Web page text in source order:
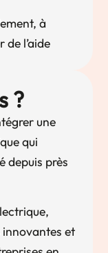
à
l’aide
?
une
qui
depuis près
innovantes et